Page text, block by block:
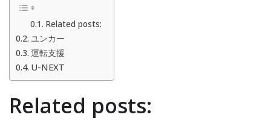
Related posts:
ユンカー
運転支援
U-NEXT
Related posts: